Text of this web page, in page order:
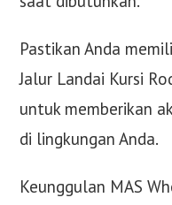
Pastikan Anda
Jalur Landai Kursi
untuk memberikan
di lingkungan Anda.
Keunggulan MAS